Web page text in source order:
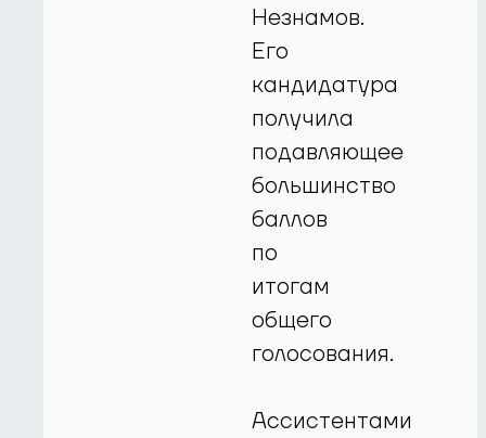
Незнамов.
Его
кандидатура
получила
подавляющее
большинство
баллов
по
итогам
общего
голосования.
Ассистентами